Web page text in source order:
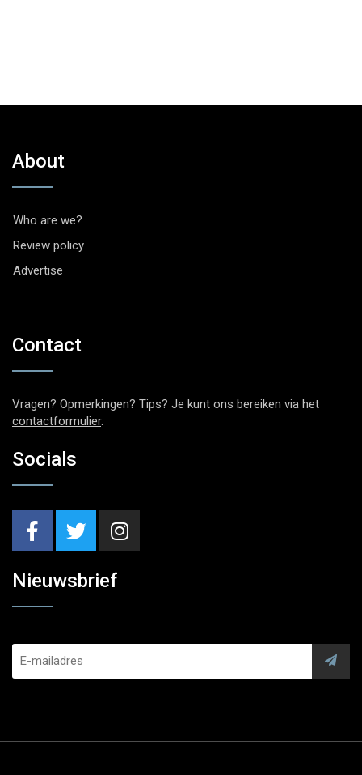
About
Who are we?
Review policy
Advertise
Contact
Vragen? Opmerkingen? Tips? Je kunt ons bereiken via het
contactformulier.
Socials
Nieuwsbrief